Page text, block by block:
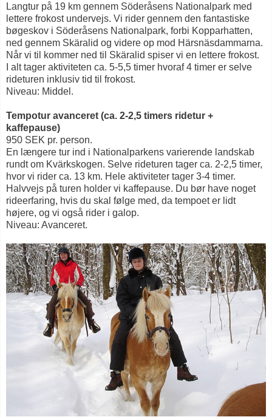
Langtur på 19 km gennem Söderåsens Nationalpark med
lettere frokost undervejs. Vi rider gennem den fantastiske
bøgeskov i Söderåsens Nationalpark, forbi Kopparhatten,
ned gennem Skäralid og videre op mod Härsnäsdammarna.
Når vi til kommer ned til Skäralid spiser vi en lettere frokost.
I alt tager aktiviteten ca. 5-5,5 timer hvoraf 4 timer er selve
rideturen inklusiv tid til frokost.
Niveau: Middel.
Tempotur avanceret (ca. 2-2,5 timers ridetur +
kaffepause)
950 SEK pr. person.
En længere tur ind i Nationalparkens varierende landskab
rundt om Kvärkskogen. Selve rideturen tager ca. 2-2,5 timer,
hvor vi rider ca. 13 km. Hele aktiviteter tager 3-4 timer.
Halvvejs på turen holder vi kaffepause. Du bør have noget
rideerfaring, hvis du skal følge med, da tempoet er lidt
højere, og vi også rider i galop.
Niveau: Avanceret.